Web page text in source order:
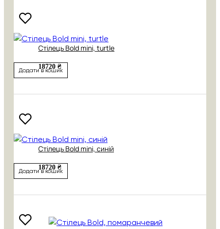
Стілець Bold mini, turtle
18720 ₴
Додати в кошик
Стілець Bold mini, синій
18720 ₴
Додати в кошик